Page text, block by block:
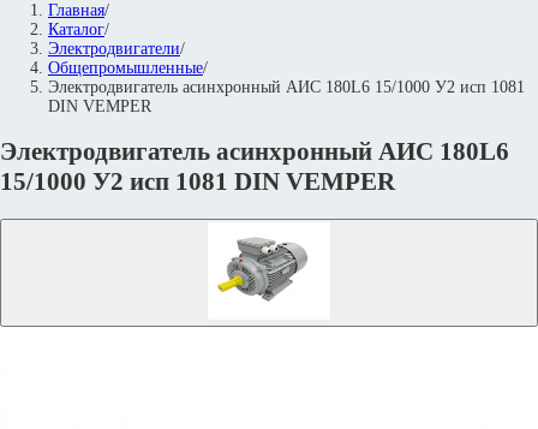
Главная/
Каталог/
Электродвигатели/
Общепромышленные/
Электродвигатель асинхронный АИС 180L6 15/1000 У2 исп 1081
DIN VEMPER
Электродвигатель асинхронный АИС 180L6
15/1000 У2 исп 1081 DIN VEMPER